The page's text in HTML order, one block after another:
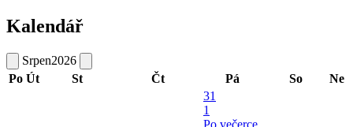
Kalendář
Srpen2026
Po Út St Čt Pá So Ne
31
1
Po večerce